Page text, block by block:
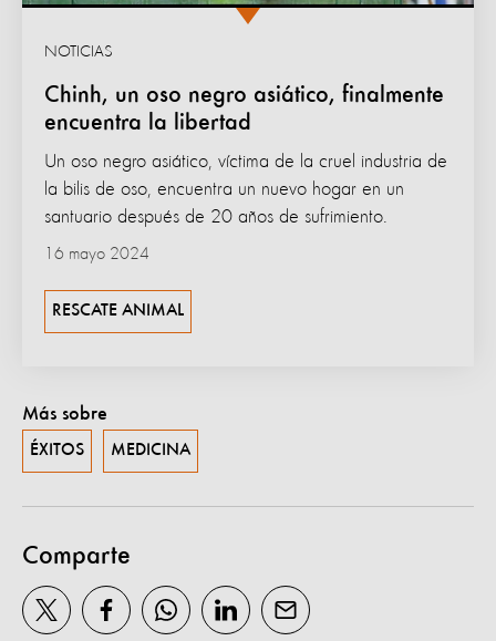
Chinh, un oso negro asiático, finalmente
encuentra la libertad
NOTICIAS
Un oso negro asiático, víctima de la cruel industria de
la bilis de oso, encuentra un nuevo hogar en un
santuario después de 20 años de sufrimiento.
16 mayo 2024
RESCATE ANIMAL
Más sobre
ÉXITOS MEDICINA
Comparte